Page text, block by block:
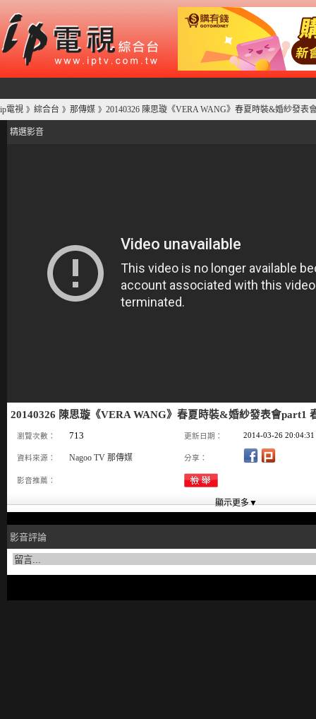
ip電視 》 綜合台 》 那傳媒 》 20140326 陳思璇《VERA WANG》春夏時裝&婚紗發表
精選影音
20140326 陳思璇《VERA WANG》春夏時裝&婚紗發表會part1
瀏覽次數： 713 更新日期： 2014-03-26 20:04:31
資料來源： Nagoo TV 那傳媒 分享：
影音推薦：
影音評論